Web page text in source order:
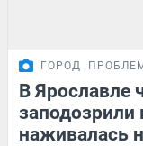
ГОРОД
В Ярославле
заподозрили
наживалась